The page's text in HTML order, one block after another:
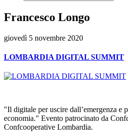
Francesco Longo
giovedì 5 novembre 2020
LOMBARDIA DIGITAL SUMMIT
"Il digitale per uscire dall’emergenza e
economia." Evento patrocinato da
Confcooperative Lombardia.